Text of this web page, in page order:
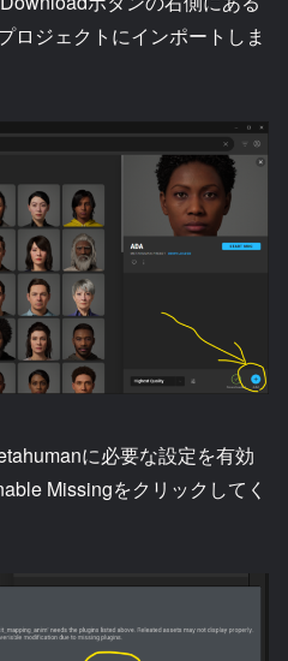
ロジェクトにインポートしま
に必要な設定を有効
Missingをクリックしてく